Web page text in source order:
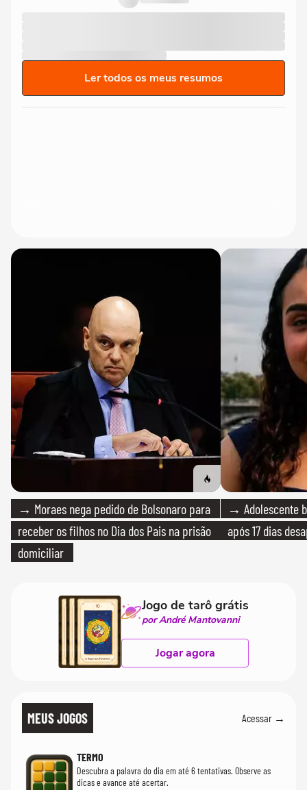
Ler todos os meus resumos
→ Moraes nega pedido de Bolsonaro para
receber os filhos no Dia dos Pais na prisão
domiciliar
→ Adolescente
após 17 dias
Jogo de tarô grátis
por André Mantovanni
Jogar agora
MEUS JOGOS Acessar →
TERMO
Descubra a palavra do dia em até 6 tentativas. Observe as
dicas e avance até acertar.